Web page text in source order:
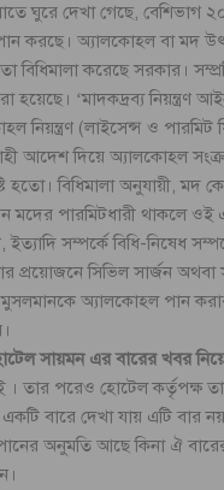
ঘুরে দেখা গেছে, বেশিভাগ
করছে। অ্যালকোহল বা মদ
করেছে সরকার।
হয়েছে। ‘মাদকদ্রব্য নিয়ন্ত্রণ
(লাইসেন্স ও পারমিট
আদেশ দিয়ে অ্যালকোহল
হতো। বিধিমালা অনুযায়ী, মদ
পারমিটধারী থাকলে ওই
সম্পর্কে বিধি-নিষেধ
প্রয়োজনে সিভিল সার্জন
অ্যালকোহল পান
সায়মন এর বারের খবর
। তার পরেও হোটেল কর্তৃপক্ষ
বারে দেখা যায় এটি বার
অনুমতি আছে কিনা ঐ